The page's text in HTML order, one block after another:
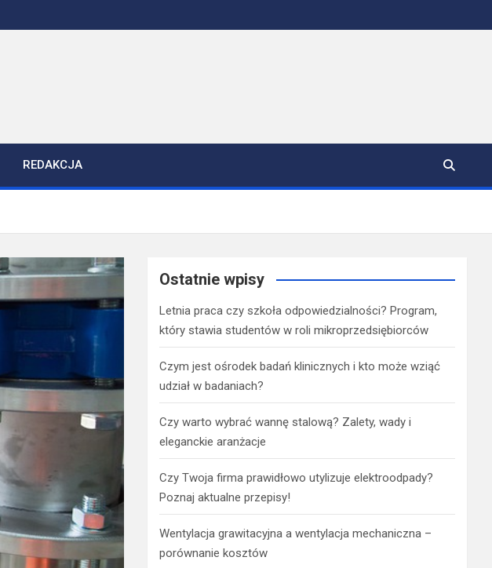
REDAKCJA
Ostatnie wpisy
Letnia praca czy szkoła odpowiedzialności? Program,
który stawia studentów w roli mikroprzedsiębiorców
Czym jest ośrodek badań klinicznych i kto może wziąć
udział w badaniach?
Czy warto wybrać wannę stalową? Zalety, wady i
eleganckie aranżacje
Czy Twoja firma prawidłowo utylizuje elektroodpady?
Poznaj aktualne przepisy!
Wentylacja grawitacyjna a wentylacja mechaniczna –
porównanie kosztów